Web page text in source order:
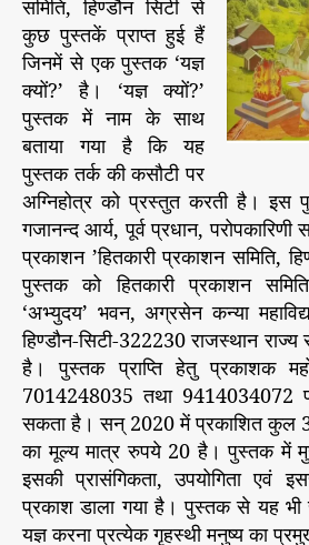
समिति, हिण्डौन सिटी से
कुछ पुस्तकें प्राप्त हुई हैं
जिनमें से एक पुस्तक ‘यज्ञ
क्यों?’ है। ‘यज्ञ क्यों?’
पुस्तक में नाम के साथ
बताया गया है कि यह
पुस्तक तर्क की कसौटी पर
अग्निहोत्र को प्रस्तुत करती है।
गजानन्द आर्य, पूर्व प्रधान,
प्रकाशन ’हितकारी प्रकाशन समिति,
पुस्तक को हितकारी प्रकाशन समिति,
‘अभ्युदय’ भवन, अग्रसेन कन्या
हिण्डौन-सिटी-322230 राजस्थान राज्य
है। पुस्तक प्राप्ति हेतु प्रकाशक
7014248035 तथा 9414034072
सकता है। सन् 2020 में प्रकाशित कुल
का मूल्य मात्र रुपये 20 है। पुस्तक में
इसकी प्रासंगिकता, उपयोगिता एवं
प्रकाश डाला गया है। पुस्तक से यह भी
यज्ञ करना प्रत्येक गृहस्थी मनुष्य का